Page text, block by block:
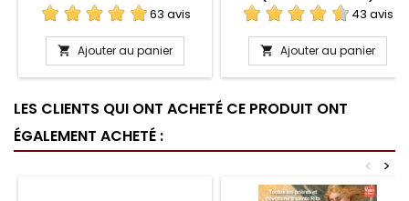
63 avis
 Ajouter au panier
43 avis
 Ajouter au panier
LES CLIENTS QUI ONT ACHETÉ CE PRODUIT ONT
ÉGALEMENT ACHETÉ :
>
<